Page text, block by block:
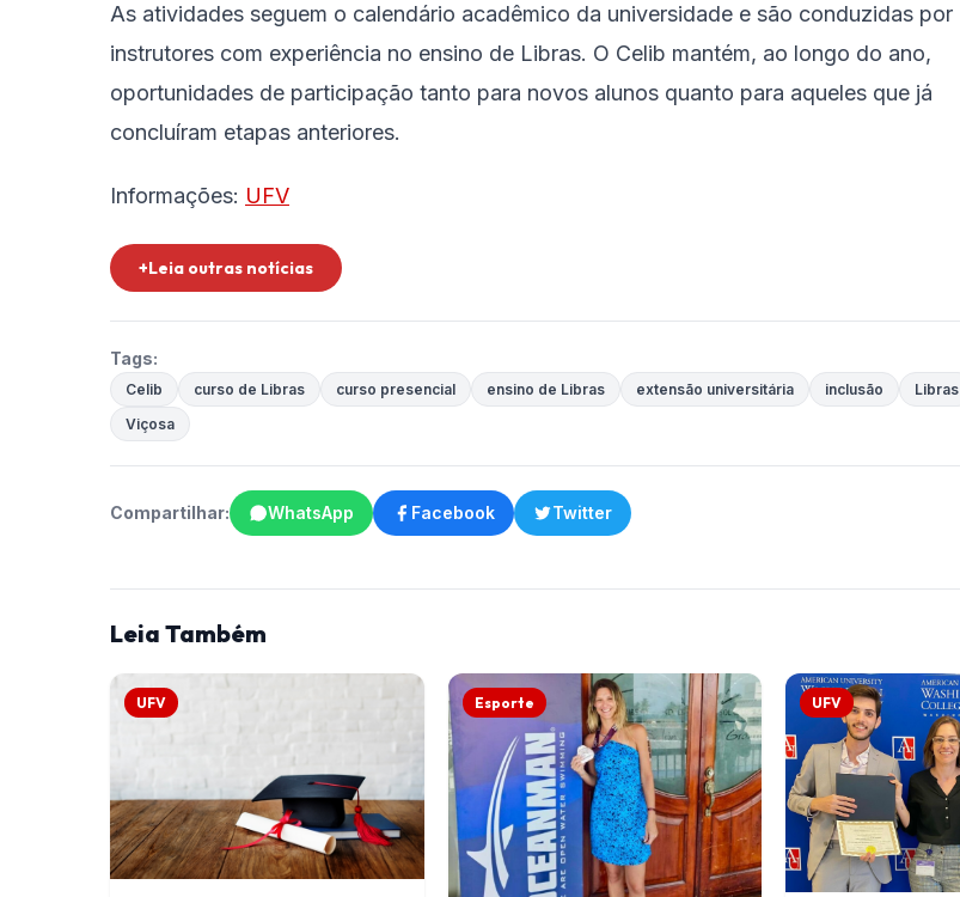
As atividades seguem o calendário acadêmico da universidade e são conduzidas por
instrutores com experiência no ensino de Libras. O Celib mantém, ao longo do ano,
oportunidades de participação tanto para novos alunos quanto para aqueles que já
concluíram etapas anteriores.
Informações: UFV
+Leia outras notícias
Tags:
Celib curso de Libras curso presencial ensino de Libras extensão universitária inclusão Libras
Viçosa
Compartilhar: WhatsApp Facebook Twitter
Leia Também
UFV Esporte UFV